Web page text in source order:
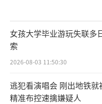
女孩大学毕业游玩失联多
索
2026-08-03 11:50:30
逃犯看演唱会 刚出地铁就
精准布控速擒嫌疑人